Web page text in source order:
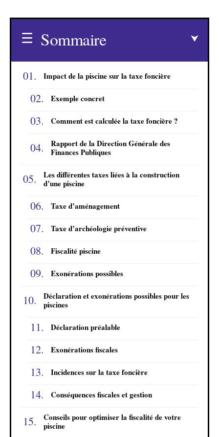
Sommaire
Impact de la piscine sur la taxe foncière
Exemple concret
Comment est calculée la taxe foncière ?
Rapport de la Direction Générale des
Finances Publiques
Les différentes taxes liées à la construction
d’une piscine
Taxe d’aménagement
Taxe d’archéologie préventive
Fiscalité piscine
Exonérations possibles
Déclaration et exonérations possibles pour les
piscines
Déclaration préalable
Exonérations fiscales
Incidences sur la taxe foncière
Conséquences fiscales et gestion
Conseils pour optimiser la fiscalité de votre
piscine